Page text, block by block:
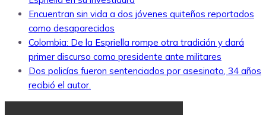
Encuentran sin vida a dos jóvenes quiteños reportados
como desaparecidos
Colombia: De la Espriella rompe otra tradición y dará
primer discurso como presidente ante militares
Dos policías fueron sentenciados por asesinato, 34 años
recibió el autor.